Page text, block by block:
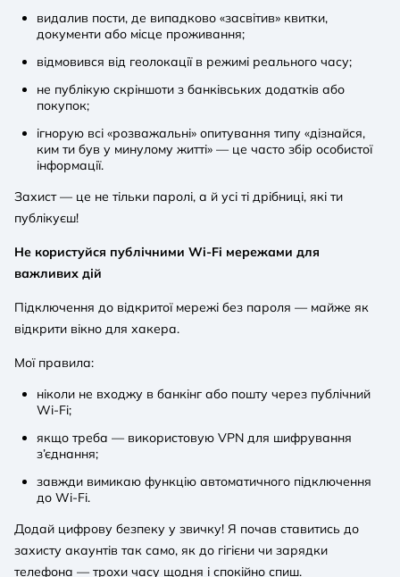
видалив пости, де випадково «засвітив» квитки,
документи або місце проживання;
відмовився від геолокації в режимі реального часу;
не публікую скріншоти з банківських додатків або
покупок;
ігнорую всі «розважальні» опитування типу «дізнайся,
ким ти був у минулому житті» — це часто збір особистої
інформації.
Захист — це не тільки паролі, а й усі ті дрібниці, які ти
публікуєш!
Не користуйся публічними Wi-Fi мережами для
важливих дій
Підключення до відкритої мережі без пароля — майже як
відкрити вікно для хакера.
Мої правила:
ніколи не входжу в банкінг або пошту через публічний
Wi-Fi;
якщо треба — використовую VPN для шифрування
з’єднання;
завжди вимикаю функцію автоматичного підключення
до Wi-Fi.
Додай цифрову безпеку у звичку! Я почав ставитись до
захисту акаунтів так само, як до гігієни чи зарядки
телефона — трохи часу щодня і спокійно спиш.